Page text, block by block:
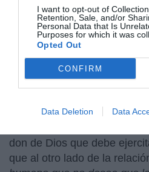
I want to opt-out of
Retention, Sale, and/or
Personal Data that Is
Purposes for which it was
Opted Out
CONFIRM
Data Deletion Data
familias en la Iglesia para
en común. Nadie podía
que Wojtyla estuviera
juveniles ilegales, y él
los hijos en presencia de los
compromiso con Dios
homilías para explicar a los
don de Dios que debe
que al otro lado de la